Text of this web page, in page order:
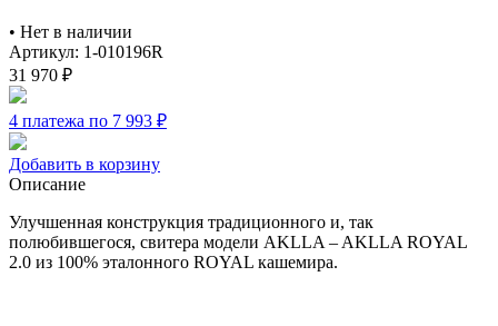
• Нет в наличии
Артикул: 1-010196R
31 970 ₽
4 платежа по 7 993 ₽
Добавить в корзину
Описание
Улучшенная конструкция традиционного и, так
полюбившегося, свитера модели AKLLA – AKLLA ROYAL
2.0 из 100% эталонного ROYAL кашемира.